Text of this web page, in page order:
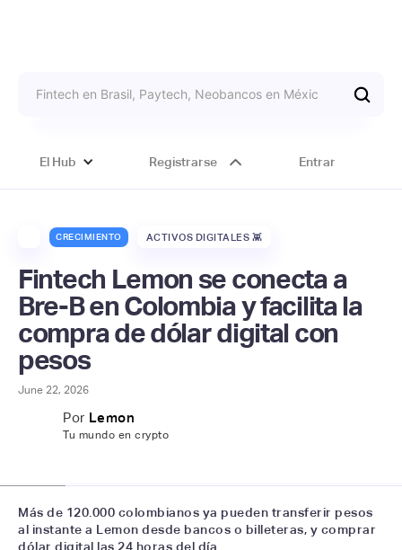
El Hub Registrarse Entrar
CRECIMIENTO ACTIVOS DIGITALES 👾
Fintech Lemon se conecta a
Bre-B en Colombia y facilita la
compra de dólar digital con
pesos
June 22, 2026
Por Lemon
Tu mundo en crypto
Más de 120.000 colombianos ya pueden transferir pesos
al instante a Lemon desde bancos o billeteras, y comprar
dólar digital las 24 horas del día.